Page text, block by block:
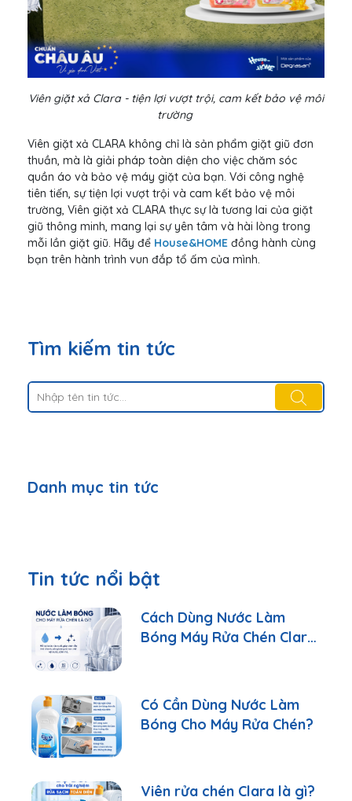
Viên giặt xả Clara - tiện lợi vượt trội, cam kết bảo vệ môi
trường
Viên giặt xả CLARA không chỉ là sản phẩm giặt giũ đơn
thuần, mà là giải pháp toàn diện cho việc chăm sóc
quần áo và bảo vệ máy giặt của bạn. Với công nghệ
tiên tiến, sự tiện lợi vượt trội và cam kết bảo vệ môi
trường, Viên giặt xả CLARA thực sự là tương lai của giặt
giũ thông minh, mang lại sự yên tâm và hài lòng trong
mỗi lần giặt giũ. Hãy để House&HOME đồng hành cùng
bạn trên hành trình vun đắp tổ ấm của mình.
Tìm kiếm tin tức
Danh mục tin tức
Tin tức nổi bật
Cách Dùng Nước Làm
Bóng Máy Rửa Chén Clara
Có Cần Dùng Nước Làm
Bóng Cho Máy Rửa Chén?
Viên rửa chén Clara là gì?